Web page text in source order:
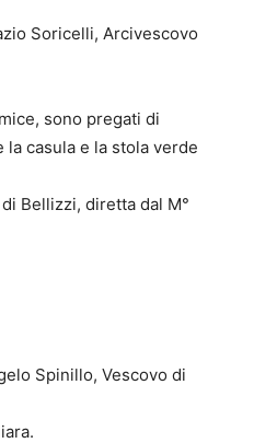
Soricelli, Arcivescovo
sono pregati di
casula e la stola verde
Bellizzi, diretta dal M°
Spinillo, Vescovo di